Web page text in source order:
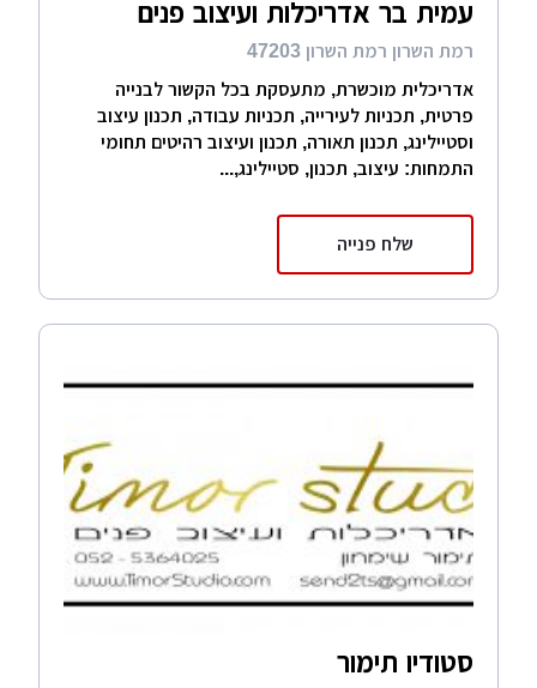
עמית בר אדריכלות ועיצוב פנים
רמת השרון רמת השרון 47203
אדריכלית מוכשרת, מתעסקת בכל הקשור לבנייה
פרטית, תכניות לעירייה, תכניות עבודה, תכנון עיצוב
וסטיילינג, תכנון תאורה, תכנון ועיצוב רהיטים תחומי
התמחות: עיצוב, תכנון, סטיילינג,...
שלח פנייה
סטודיו תימור